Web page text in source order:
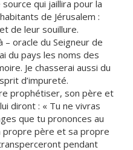
qui jaillira pour la
de Jérusalem :
de leur souillure.
oracle du Seigneur de
du pays les noms des
Je chasserai aussi du
d’impureté.
prophétiser, son père et
diront : « Tu ne vivras
que tu prononces au
propre père et sa propre
pendant